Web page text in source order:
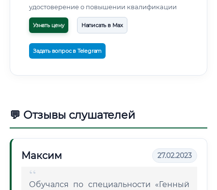
удостоверение о повышении квалификации
Узнать цену Написать в Max
Задать вопрос в Telegram
💬 Отзывы слушателей
Максим 27.02.2023
Обучался по специальности «Генный